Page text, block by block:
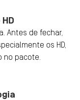
Antes de fechar,
os HD,
no pacote.